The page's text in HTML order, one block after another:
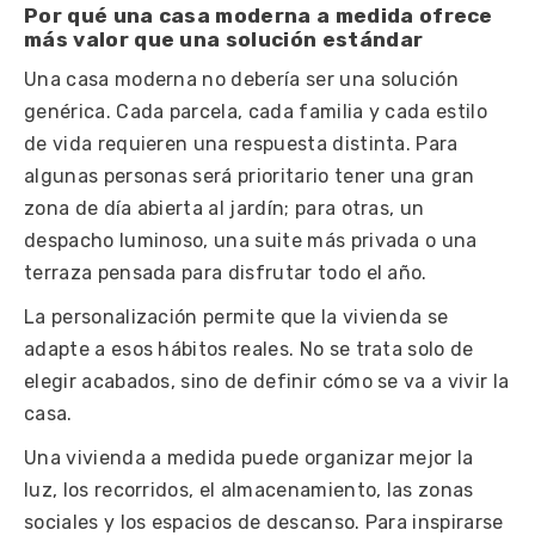
Por qué una casa moderna a medida ofrece
más valor que una solución estándar
Una casa moderna no debería ser una solución
genérica. Cada parcela, cada familia y cada estilo
de vida requieren una respuesta distinta. Para
algunas personas será prioritario tener una gran
zona de día abierta al jardín; para otras, un
despacho luminoso, una suite más privada o una
terraza pensada para disfrutar todo el año.
La personalización permite que la vivienda se
adapte a esos hábitos reales. No se trata solo de
elegir acabados, sino de definir cómo se va a vivir la
casa.
Una vivienda a medida puede organizar mejor la
luz, los recorridos, el almacenamiento, las zonas
sociales y los espacios de descanso. Para inspirarse